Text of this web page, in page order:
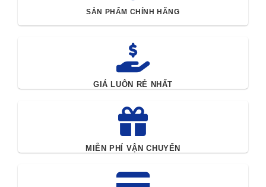
SẢN PHẨM CHÍNH HÃNG
GIÁ LUÔN RẺ NHẤT
MIỄN PHÍ VẬN CHUYỂN